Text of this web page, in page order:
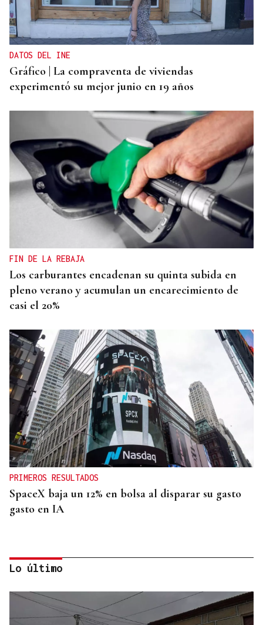
DATOS DEL INE
Gráfico | La compraventa de viviendas
experimentó su mejor junio en 19 años
FIN DE LA REBAJA
Los carburantes encadenan su quinta subida en
pleno verano y acumulan un encarecimiento de
casi el 20%
PRIMEROS RESULTADOS
SpaceX baja un 12% en bolsa al disparar su gasto
gasto en IA
Lo último